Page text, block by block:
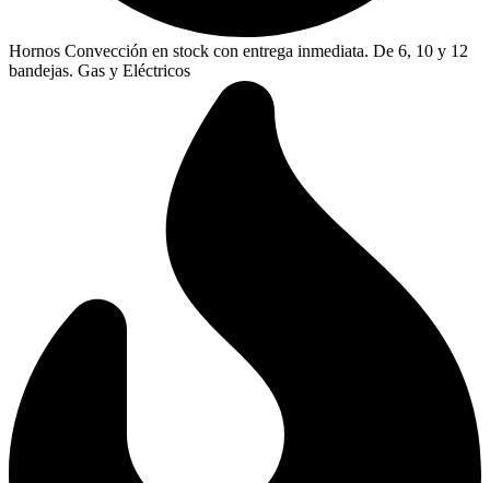
Hornos Convección en stock con entrega inmediata. De 6, 10 y 12
bandejas. Gas y Eléctricos